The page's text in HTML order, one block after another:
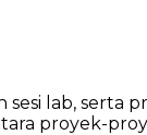
lab, serta
proyek-